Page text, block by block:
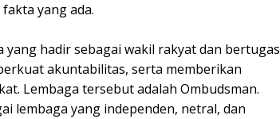
yang ada.
yang hadir sebagai wakil rakyat dan bertugas
akuntabilitas, serta memberikan
Lembaga tersebut adalah Ombudsman.
lembaga yang independen, netral, dan